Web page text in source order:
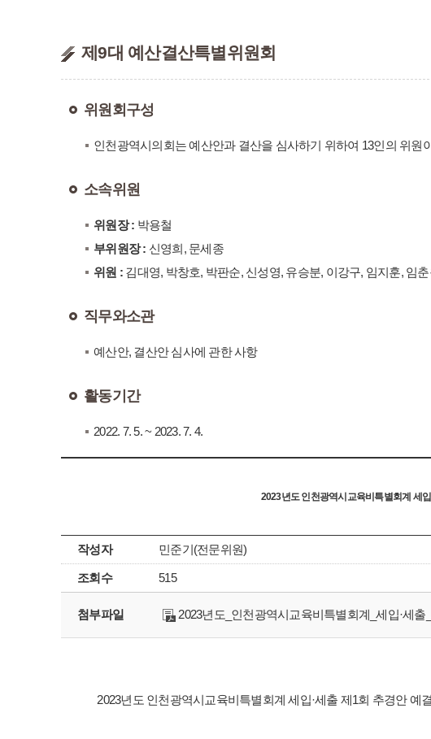
제9대 예산결산특별위원회
위원회구성
인천광역시의회는 예산안과 결산을 심사하기 위하여 13인의 위원
소속위원
위원장 : 박용철
부위원장 : 신영희, 문세종
위원 : 김대영, 박창호, 박판순, 신성영, 유승분, 이강구, 임지훈, 임
직무와소관
예산안, 결산안 심사에 관한 사항
활동기간
2022. 7. 5. ~ 2023. 7. 4.
2023년도 인천광역시교육비특별회계 세
작성자 민준기(전문위원)
조회수 515
첨부파일 2023년도_인천광역시교육비특별회계_세입·세
2023년도 인천광역시교육비특별회계 세입·세출 제1회 추경안 예